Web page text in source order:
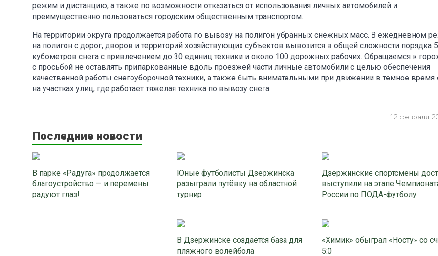
режим и дистанцию, а также по возможности отказаться от использования личных автомобилей и
преимущественно пользоваться городским общественным транспортом.
На территории округа продолжается работа по вывозу на полигон убранных снежных масс. В ежедневном
на полигон с дорог, дворов и территорий хозяйствующих субъектов вывозится в общей сложности порядка
кубометров снега с привлечением до 30 единиц техники и около 100 дорожных рабочих. Обращаемся к
с просьбой не оставлять припаркованные вдоль проезжей части личные автомобили с целью обеспечения
качественной работы снегоуборочной техники, а также быть внимательными при движении в темное время
на участках улиц, где работает тяжелая техника по вывозу снега.
12 февраля
Последние новости
В парке «Радуга» продолжается
благоустройство — и перемены
радуют глаз!
Юные футболисты Дзержинска
разыграли путёвку на областной
турнир
Дзержинские спортсмены
выступили на этапе
России по ПОДА-футболу
В Дзержинске создаётся база для
пляжного волейбола
«Химик» обыграл «Носту» со
5:0